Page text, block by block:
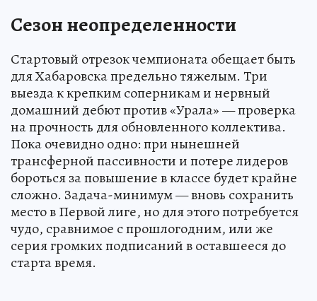
Сезон неопределенности
Стартовый отрезок чемпионата обещает быть
для Хабаровска предельно тяжелым. Три
выезда к крепким соперникам и нервный
домашний дебют против «Урала» — проверка
на прочность для обновленного коллектива.
Пока очевидно одно: при нынешней
трансферной пассивности и потере лидеров
бороться за повышение в классе будет крайне
сложно. Задача-минимум — вновь сохранить
место в Первой лиге, но для этого потребуется
чудо, сравнимое с прошлогодним, или же
серия громких подписаний в оставшееся до
старта время.